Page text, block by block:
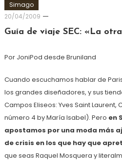
Simago
20/04/2009
Guía de viaje SEC: «La
Por JoniPod desde Bruniland
Cuando escuchamos hablar de
los grandes diseñadores, y sus
Campos Eliseos: Yves Saint
número 4 by María Isabel). Pero en
apostamos por una moda más
de crisis en los que hay que
que seas Raquel Mosquera y